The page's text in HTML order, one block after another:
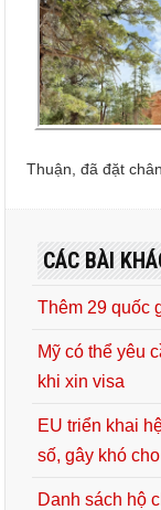
Thuận, đã đặt
CÁC BÀI
Thêm 29 quốc
Mỹ có thể yêu
khi xin visa
EU triển khai
số, gây khó
Danh sách hộ